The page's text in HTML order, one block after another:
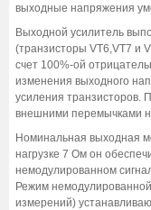
выходные напряжения
Выходной усилитель
(транзисторы VT6,VT7 и
счет 100%-ой
изменения выходного
усиления транзисторов.
внешними перемычками
Номинальная выходная
нагрузке 7 Ом он
немодулированном
Режим
измерений)